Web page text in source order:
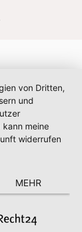
von Dritten,
und
meine
widerrufen
MEHR